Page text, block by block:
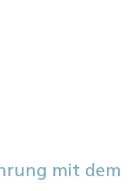
mit dem